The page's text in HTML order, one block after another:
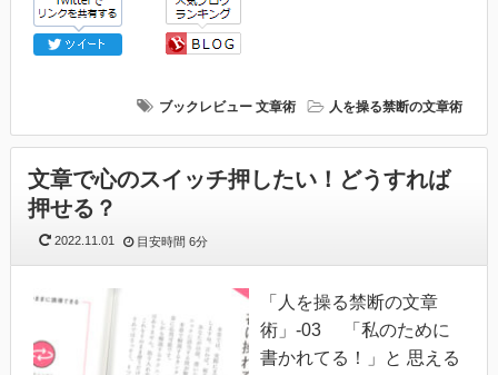
ブックレビュー 文章術 人を操る禁断の文章術
文章で心のスイッチ押したい！どうすれば
押せる？
2022.11.01 目安時間 6分
「人を操る禁断の文章
術」-03 「私のために
書かれてる！」と 思える